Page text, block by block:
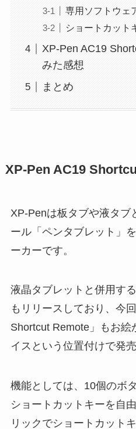
専用ソフトウェ
ショートカット
XP-Pen AC19
みた感想
まとめ
XP-Pen AC19
XP-Penは板タブや液タブ
ール「ペンタブレット」
ーカーです。
液晶タブレットと併用す
もリリースしており、今
Shortcut Remote」もお
イスという位置付けで発
機能としては、10個のボ
ショートカットキーを自
リックでショートカット